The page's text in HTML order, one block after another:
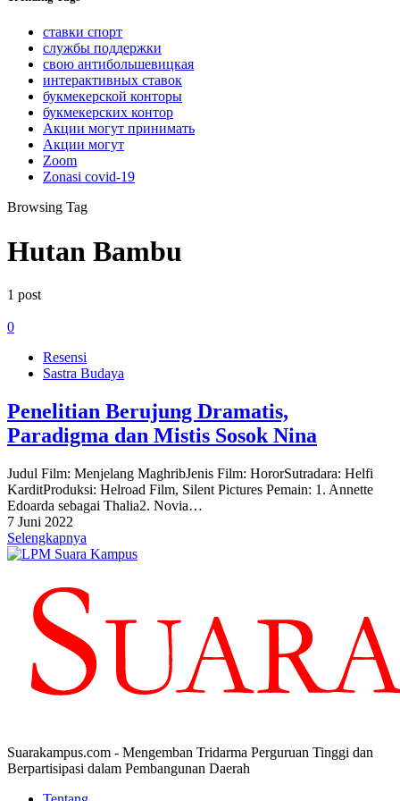
ставки спорт
службы поддержки
свою антибольшевицкая
интерактивных ставок
букмекерской конторы
букмекерских контор
Акции могут принимать
Акции могут
Zoom
Zonasi covid-19
Browsing Tag
Hutan Bambu
1 post
0
Resensi
Sastra Budaya
Penelitian Berujung Dramatis,
Paradigma dan Mistis Sosok Nina
Judul Film: Menjelang MaghribJenis Film: HororSutradara: Helfi
KarditProduksi: Helroad Film, Silent Pictures Pemain: 1. Annette
Edoarda sebagai Thalia2. Novia…
7 Juni 2022
Selengkapnya
Suarakampus.com - Mengemban Tridarma Perguruan Tinggi dan
Berpartisipasi dalam Pembangunan Daerah